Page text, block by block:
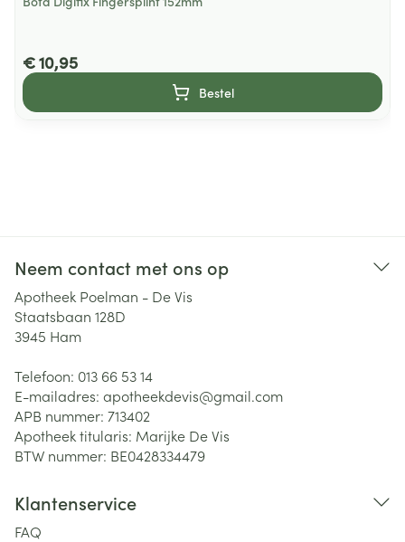
€ 10,95
Bestel
Neem contact met ons op
Apotheek Poelman - De Vis
Staatsbaan 128D
3945 Ham
Telefoon: 013 66 53 14
E-mailadres: apotheekdevis@gmail.com
APB nummer: 713402
Apotheek titularis: Marijke De Vis
BTW nummer: BE0428334479
Klantenservice
FAQ